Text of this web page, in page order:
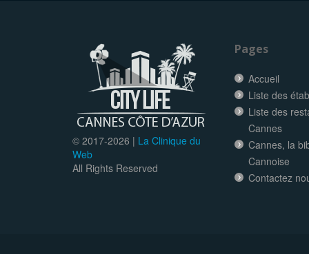
© 2017-2026 | La Clinique du
Web
All Rights Reserved
Pages
Accueil
Liste des
Liste des
Cannes
Cannes, la
Cannoise
Contactez